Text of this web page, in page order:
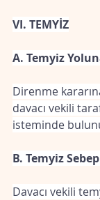
VI. TEMYİZ
A. Temyiz
Direnme
davacı vekili
isteminde
B. Temyiz
Davacı vekili